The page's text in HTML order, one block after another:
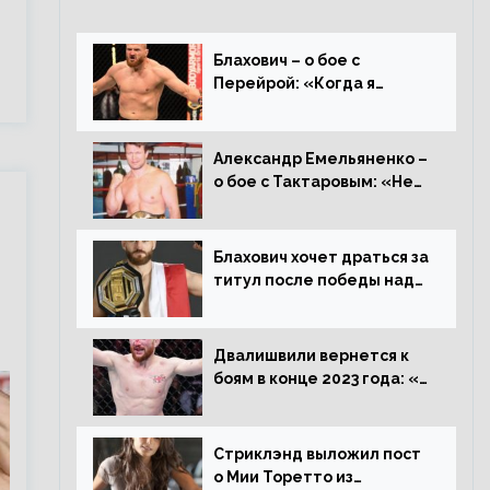
Блахович – о бое с
Перейрой: «Когда я
93 кг, захотел драться с
ним»
Александр Емельяненко –
о бое с Тактаровым: «Нет,
Блахович хочет драться за
титул после победы над
счастлив увезти пояс в
Польшу»
Двалишвили вернется к
боям в конце 2023 года: «Я
месяца»
Стриклэнд выложил пост
о Мии Торетто из